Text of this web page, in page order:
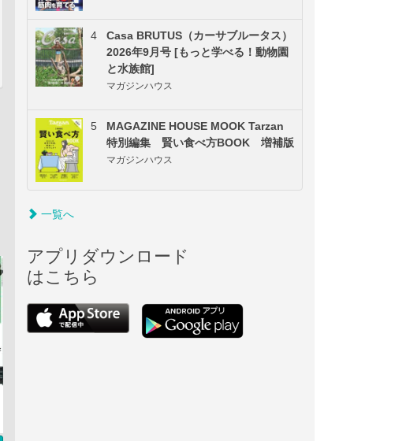
4
Casa BRUTUS（カーサブルータス）
2026年9月号 [もっと学べる！動物園
と水族館]
マガジンハウス
5
MAGAZINE HOUSE MOOK Tarzan
特別編集 賢い食べ方BOOK 増補版
マガジンハウス
一覧へ
アプリダウンロード
はこちら